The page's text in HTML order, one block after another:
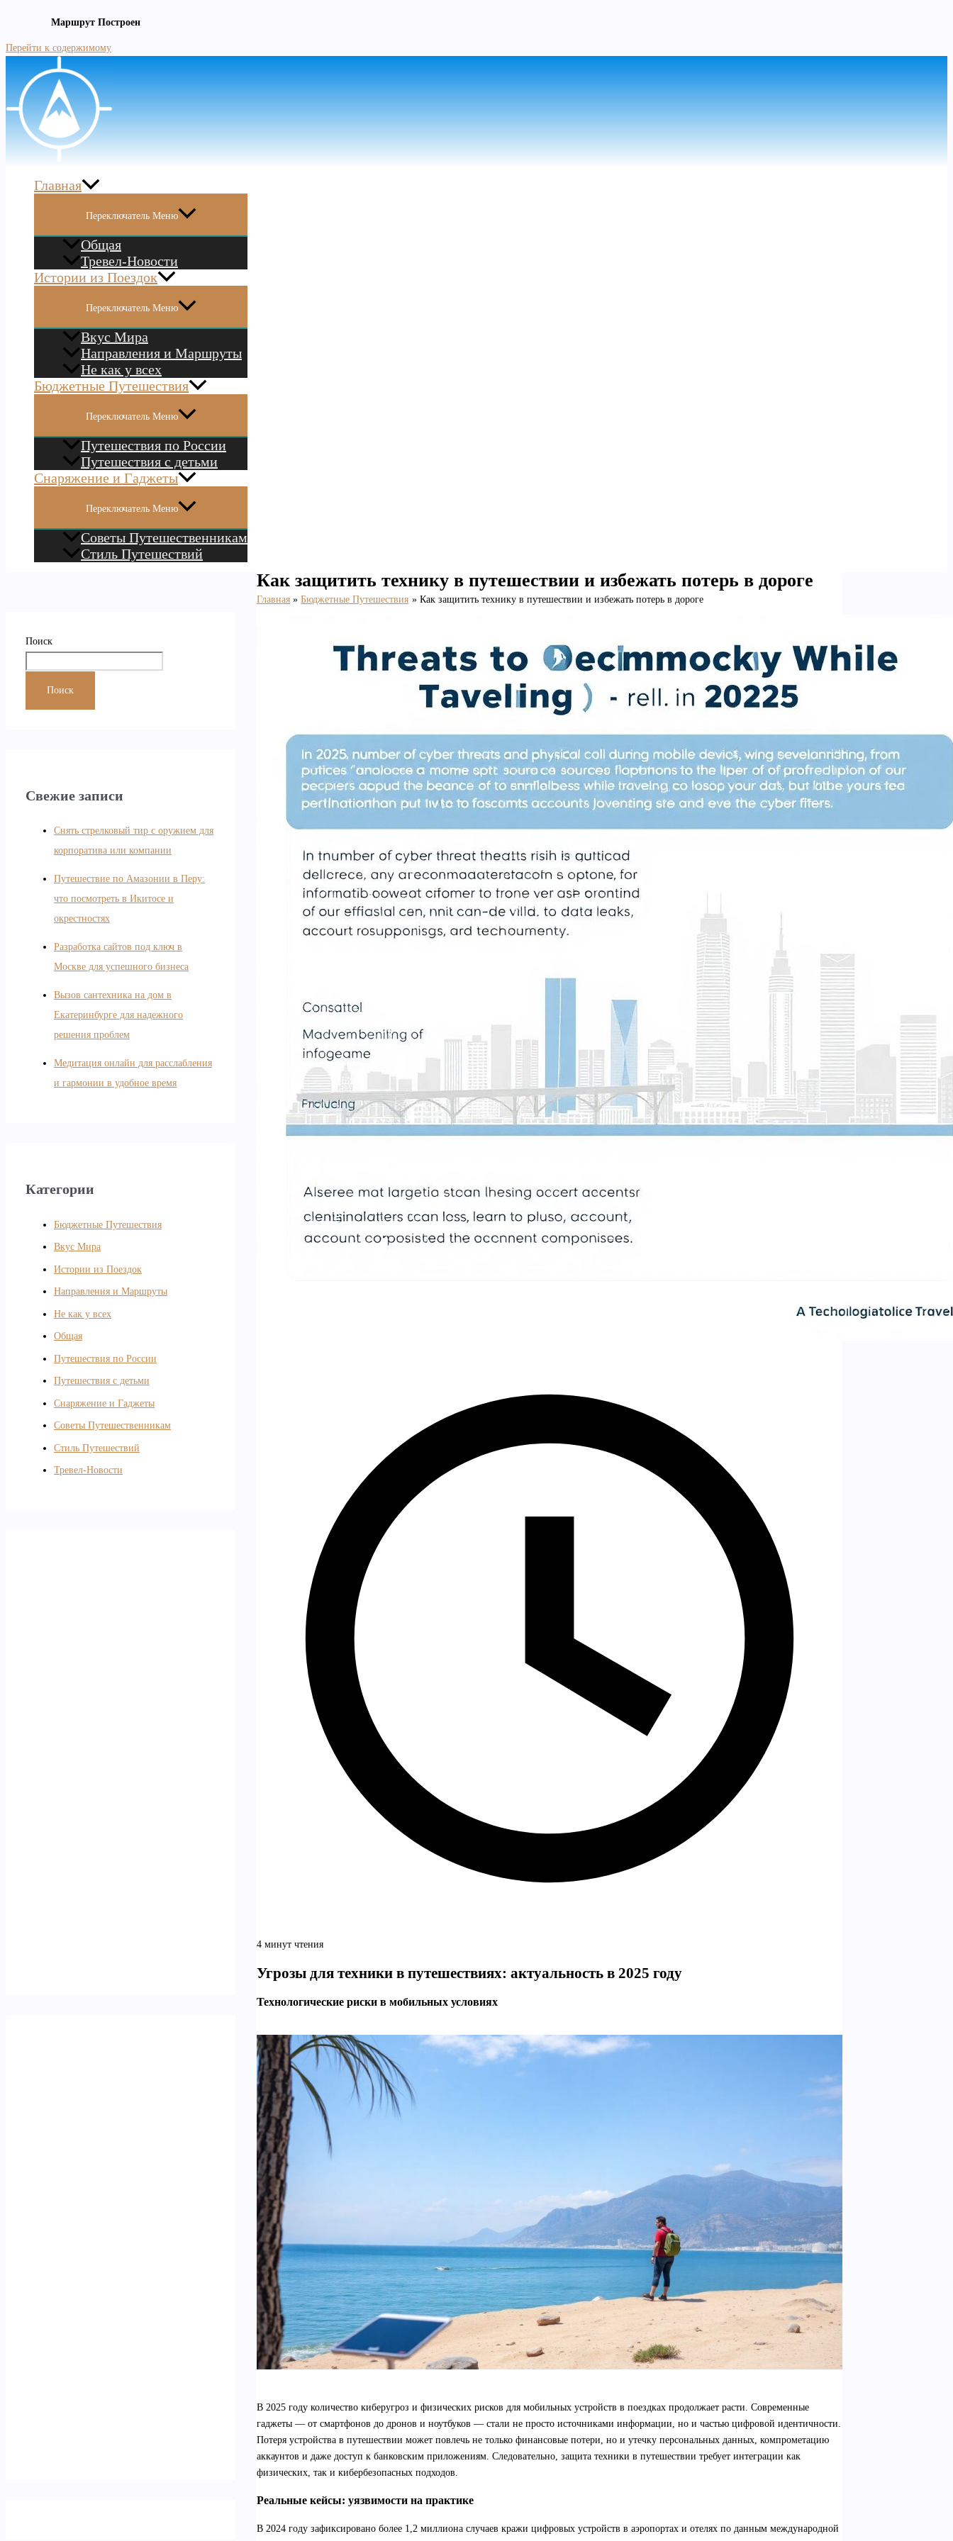
Маршрут Построен
Перейти к содержимому
Главная
Переключатель Меню
Общая
Тревел-Новости
Истории из Поездок
Переключатель Меню
Вкус Мира
Направления и Маршруты
Не как у всех
Бюджетные Путешествия
Переключатель Меню
Путешествия по России
Путешествия с детьми
Снаряжение и Гаджеты
Переключатель Меню
Советы Путешественникам
Стиль Путешествий
Поиск
Поиск
Свежие записи
Снять стрелковый тир с оружием для
корпоратива или компании
Путешествие по Амазонии в Перу:
что посмотреть в Икитосе и
окрестностях
Разработка сайтов под ключ в
Москве для успешного бизнеса
Вызов сантехника на дом в
Екатеринбурге для надежного
решения проблем
Медитация онлайн для расслабления
и гармонии в удобное время
Категории
Бюджетные Путешествия
Вкус Мира
Истории из Поездок
Направления и Маршруты
Не как у всех
Общая
Путешествия по России
Путешествия с детьми
Снаряжение и Гаджеты
Советы Путешественникам
Стиль Путешествий
Тревел-Новости
Как защитить технику в путешествии и избежать потерь в дороге
Главная Бюджетные Путешествия Как защитить технику в путешествии и избежать потерь в дороге
4 минут чтения
Угрозы для техники в путешествиях: актуальность в 2025 году
Технологические риски в мобильных условиях
В 2025 году количество киберугроз и физических рисков для мобильных устройств в поездках продолжает расти. Современные
гаджеты — от смартфонов до дронов и ноутбуков — стали не просто источниками информации, но и частью цифровой идентичности.
Потеря устройства в путешествии может повлечь не только финансовые потери, но и утечку персональных данных, компрометацию
аккаунтов и даже доступ к банковским приложениям. Следовательно, защита техники в путешествии требует интеграции как
физических, так и кибербезопасных подходов.
Реальные кейсы: уязвимости на практике
В 2024 году зафиксировано более 1,2 миллиона случаев кражи цифровых устройств в аэропортах и отелях по данным международной